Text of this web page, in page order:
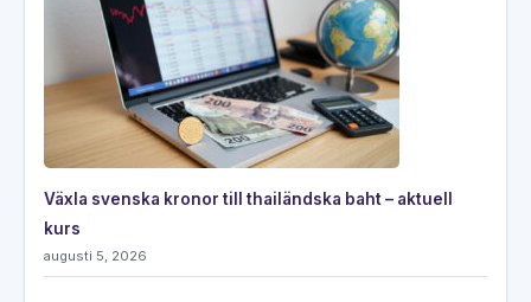
Växla svenska kronor till thailändska baht – aktuell
kurs
augusti 5, 2026